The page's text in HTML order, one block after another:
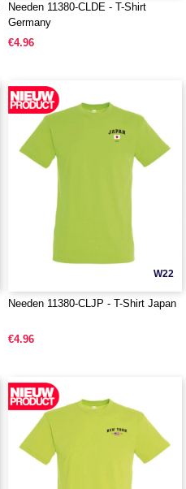
Needen 11380-CLDE - T-Shirt
Germany
€4.96
W22
Needen 11380-CLJP - T-Shirt Japan
€4.96